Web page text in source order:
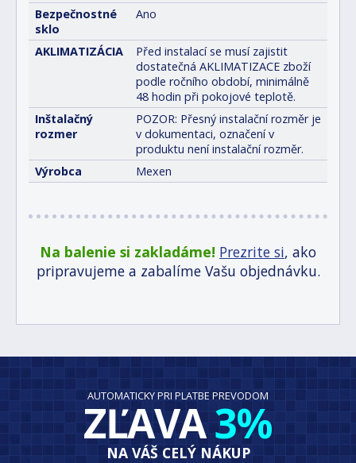
Bezpečnostné
sklo
Ano
AKLIMATIZÁCIA
Před instalací se musí zajistit
dostatečná AKLIMATIZACE zboží
podle ročního období, minimálně
48 hodin při pokojové teplotě.
Inštalačný
rozmer
POZOR: Přesný instalační rozměr je
v dokumentaci, označení v
produktu není instalační rozměr.
Výrobca
Mexen
Na balenie si zakladáme! Prezrite si, ako
pripravujeme a zabalíme Vašu objednávku.
AUTOMATICKY PRI PLATBE PREVODOM
ZĽAVA3%
NA VÁŠ CELÝ NÁKUP